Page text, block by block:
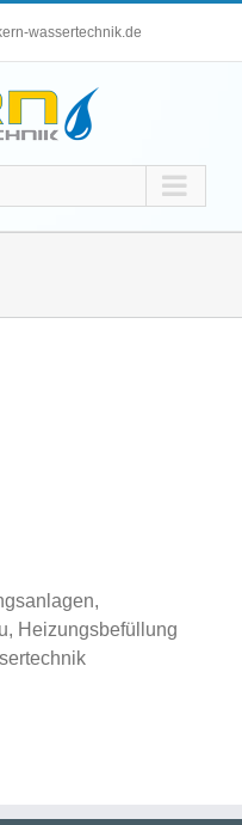
wassertechnik.de
Heizungsbefüllung